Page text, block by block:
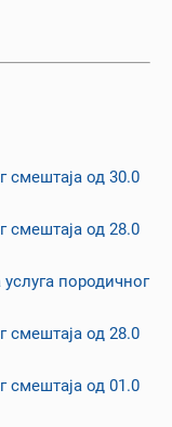
смештаја од 30.0
смештаја од 28.0
породичног
смештаја од 28.0
смештаја од 01.0